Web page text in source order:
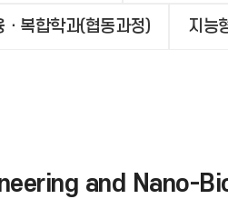
ㆍ복합학과(협동과정) 지능
and Nano-